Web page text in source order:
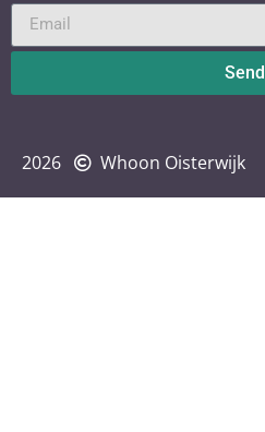
Send
2026 Whoon Oisterwijk